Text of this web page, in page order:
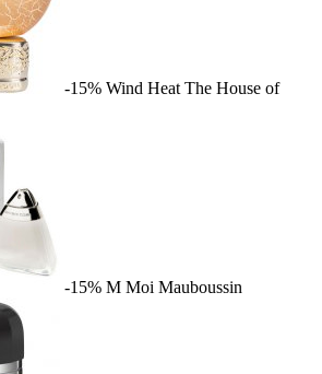
-15% Wind Heat The House of
-15% M Moi Mauboussin